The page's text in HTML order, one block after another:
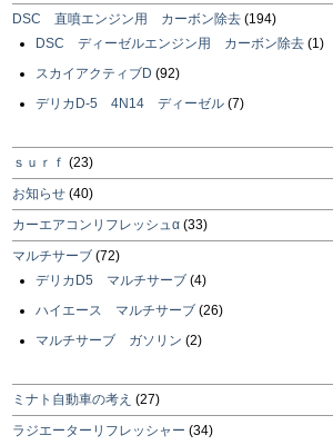
DSC 直噴エンジン用 カーボン除去 (194)
DSC ディーゼルエンジン用 カーボン除去 (1)
スカイアクティブD (92)
デリカD-5 4N14 ディーゼル (7)
ｓｕｒｆ (23)
お知らせ (40)
カーエアコンリフレッシュα (33)
マルチサーブ (72)
デリカD5 マルチサーブ (4)
ハイエース マルチサーブ (26)
マルチサーブ ガソリン (2)
ミナト自動車の考え (27)
ラジエーターリフレッシャー (34)